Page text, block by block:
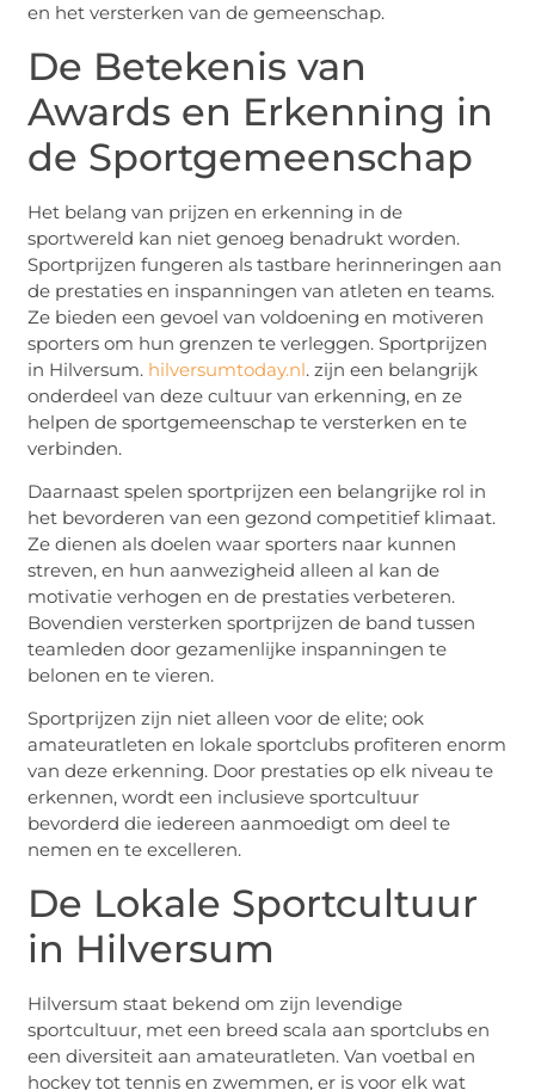
en het versterken van de gemeenschap.
De Betekenis van
Awards en Erkenning in
de Sportgemeenschap
Het belang van prijzen en erkenning in de
sportwereld kan niet genoeg benadrukt worden.
Sportprijzen fungeren als tastbare herinneringen aan
de prestaties en inspanningen van atleten en teams.
Ze bieden een gevoel van voldoening en motiveren
sporters om hun grenzen te verleggen. Sportprijzen
in Hilversum. hilversumtoday.nl. zijn een belangrijk
onderdeel van deze cultuur van erkenning, en ze
helpen de sportgemeenschap te versterken en te
verbinden.
Daarnaast spelen sportprijzen een belangrijke rol in
het bevorderen van een gezond competitief klimaat.
Ze dienen als doelen waar sporters naar kunnen
streven, en hun aanwezigheid alleen al kan de
motivatie verhogen en de prestaties verbeteren.
Bovendien versterken sportprijzen de band tussen
teamleden door gezamenlijke inspanningen te
belonen en te vieren.
Sportprijzen zijn niet alleen voor de elite; ook
amateuratleten en lokale sportclubs profiteren enorm
van deze erkenning. Door prestaties op elk niveau te
erkennen, wordt een inclusieve sportcultuur
bevorderd die iedereen aanmoedigt om deel te
nemen en te excelleren.
De Lokale Sportcultuur
in Hilversum
Hilversum staat bekend om zijn levendige
sportcultuur, met een breed scala aan sportclubs en
een diversiteit aan amateuratleten. Van voetbal en
hockey tot tennis en zwemmen, er is voor elk wat